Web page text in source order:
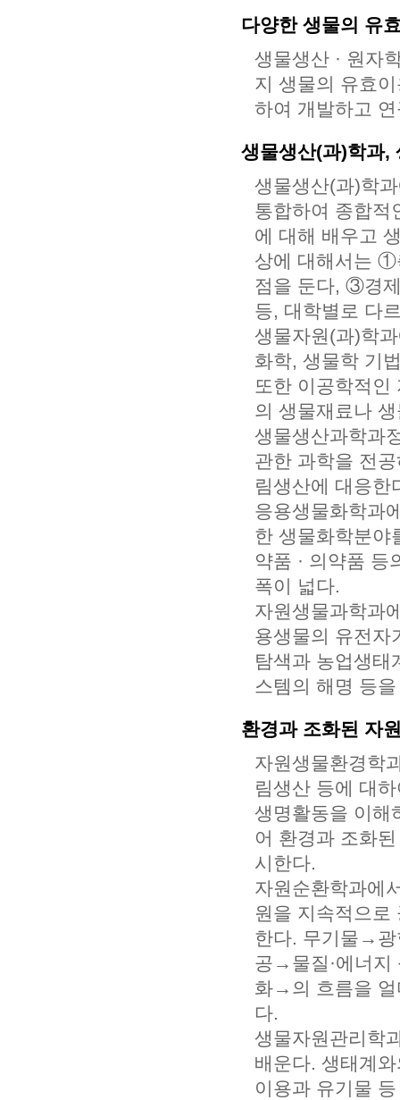
다양한 생물의 유
생물생산 · 원자
지 생물의 유효
하여 개발하고
생물생산(과)학과,
생물생산(과)학
통합하여 종합적
에 대해 배우고
상에 대해서는 ①
점을 둔다, ③경
등, 대학별로 다
생물자원(과)학
화학, 생물학 기
또한 이공학적인
의 생물재료나
생물생산과학과
관한 과학을 전
림생산에 대응한
응용생물화학과
한 생물화학분야
약품 · 의약품
폭이 넓다.
자원생물과학과
용생물의 유전자
탐색과 농업생태
스템의 해명 등
환경과 조화된 자
자원생물환경학
림생산 등에 대
생명활동을 이해
어 환경과 조화
시한다.
자원순환학과에
원을 지속적으로
한다. 무기물→
공→물질·에너
화→의 흐름을 얼
다.
생물자원관리학
배운다. 생태계
이용과 유기물